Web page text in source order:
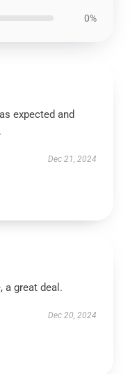
0%
expected and
Dec 21, 2024
a great deal.
Dec 20, 2024